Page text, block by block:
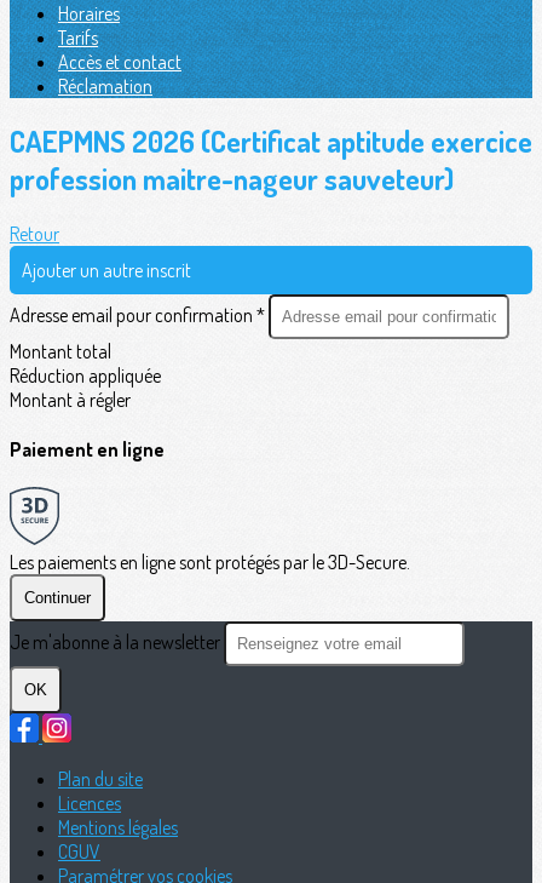
Horaires
Tarifs
Accès et contact
Réclamation
CAEPMNS 2026 (Certificat aptitude exercice
profession maitre-nageur sauveteur)
Retour
Ajouter un autre inscrit
Adresse email pour confirmation *
Montant total
Réduction appliquée
Montant à régler
Paiement en ligne
Les paiements en ligne sont protégés par le 3D-Secure.
Continuer
Je m'abonne à la newsletter
OK
Plan du site
Licences
Mentions légales
CGUV
Paramétrer vos cookies